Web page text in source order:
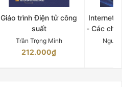
Giáo trình Điện tử công
suất
Trần Trọng Minh
212.000₫
Internet
- Các